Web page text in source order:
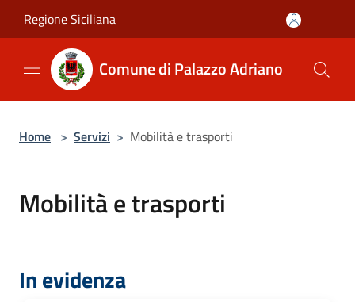
Regione Siciliana
Comune di Palazzo Adriano
Home > Servizi > Mobilità e trasporti
Mobilità e trasporti
In evidenza